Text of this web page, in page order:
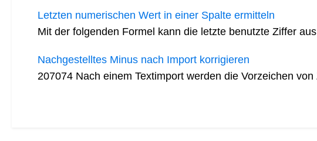
Letzten numerischen Wert in einer Spalte ermitteln
Mit der folgenden Formel kann die letzte benutzte Ziffer
Nachgestelltes Minus nach Import korrigieren
207074 Nach einem Textimport werden die Vorzeichen